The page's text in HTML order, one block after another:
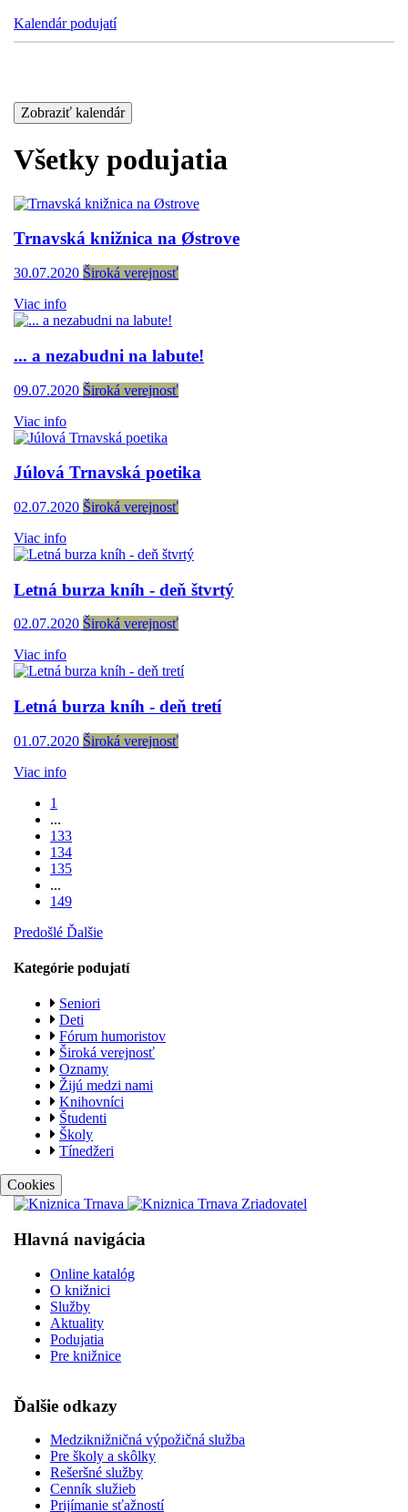
Kalendár podujatí
Zobraziť kalendár
Všetky podujatia
Trnavská knižnica na Østrove
30.07.2020 Široká verejnosť
Viac info
... a nezabudni na labute!
09.07.2020 Široká verejnosť
Viac info
Júlová Trnavská poetika
02.07.2020 Široká verejnosť
Viac info
Letná burza kníh - deň štvrtý
02.07.2020 Široká verejnosť
Viac info
Letná burza kníh - deň tretí
01.07.2020 Široká verejnosť
Viac info
1
...
133
134
135
...
149
Predošlé Ďalšie
Kategórie podujatí
Seniori
Deti
Fórum humoristov
Široká verejnosť
Oznamy
Žijú medzi nami
Knihovníci
Študenti
Školy
Tínedžeri
Cookies
Hlavná navigácia
Online katalóg
O knižnici
Služby
Aktuality
Podujatia
Pre knižnice
Ďalšie odkazy
Medziknižničná výpožičná služba
Pre školy a skôlky
Rešeršné služby
Cenník služieb
Prijímanie sťažností